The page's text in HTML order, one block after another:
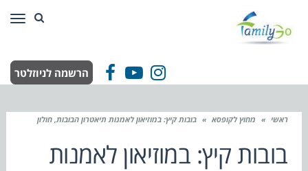
Facebook
YouTube
Instagram הרשמה לניוזלטר
ראשי » מחוץ לקופסא » בובות קיץ: במוזיאון לאמנות תיאטרון הבובות, חולון
בובות קיץ: במוזיאון לאמנות